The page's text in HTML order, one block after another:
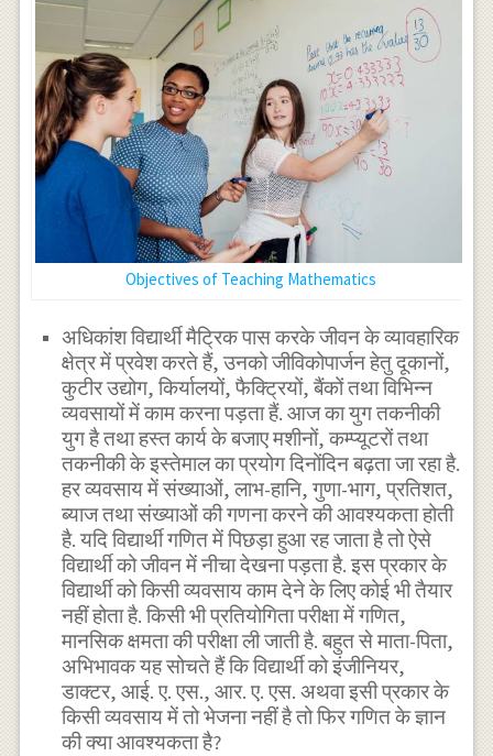
Objectives of Teaching Mathematics
अधिकांश विद्यार्थी मैट्रिक पास करके जीवन के व्यावहारिक
क्षेत्र में प्रवेश करते हैं, उनको जीविकोपार्जन हेतु दूकानों,
कुटीर उद्योग, किर्यालयों, फैक्ट्रियों, बैंकों तथा विभिन्न
व्यवसायों में काम करना पड़ता हैं. आज का युग तकनीकी
युग है तथा हस्त कार्य के बजाए मशीनों, कम्प्यूटरों तथा
तकनीकी के इस्तेमाल का प्रयोग दिनोंदिन बढ़ता जा रहा है.
हर व्यवसाय में संख्याओं, लाभ-हानि, गुणा-भाग, प्रतिशत,
ब्याज तथा संख्याओं की गणना करने की आवश्यकता होती
है. यदि विद्यार्थी गणित में पिछड़ा हुआ रह जाता है तो ऐसे
विद्यार्थी को जीवन में नीचा देखना पड़ता है. इस प्रकार के
विद्यार्थी को किसी व्यवसाय काम देने के लिए कोई भी तैयार
नहीं होता है. किसी भी प्रतियोगिता परीक्षा में गणित,
मानसिक क्षमता की परीक्षा ली जाती है. बहुत से माता-पिता,
अभिभावक यह सोचते हैं कि विद्यार्थी को इंजीनियर,
डाक्टर, आई. ए. एस., आर. ए. एस. अथवा इसी प्रकार के
किसी व्यवसाय में तो भेजना नहीं है तो फिर गणित के ज्ञान
की क्या आवश्यकता है?